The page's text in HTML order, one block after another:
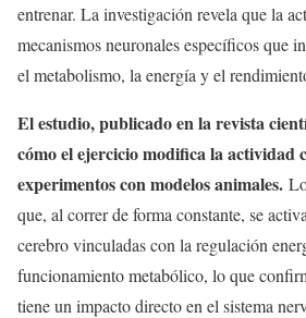
entrenar. La investigación revela que la
mecanismos neuronales específicos que
el metabolismo, la energía y el
El estudio, publicado en la revista
cómo el ejercicio modifica la actividad
experimentos con modelos animales.
que, al correr de forma constante, se
cerebro vinculadas con la regulación
funcionamiento metabólico, lo que
tiene un impacto directo en el sistema